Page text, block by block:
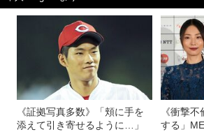
《証拠写真多数》「頬に手を
添えて引き寄せるように…」
《衝撃
する」